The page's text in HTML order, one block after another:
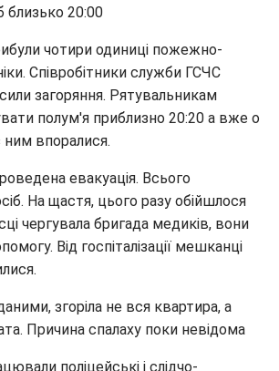
близько 20:00
чотири одиниці пожежно-
Співробітники служби ГСЧС
загоряння. Рятувальникам
полум'я приблизно 20:20 а вже о
ним впоралися.
евакуація. Всього
На щастя, цього разу обійшлося
чергувала бригада медиків, вони
Від госпіталізації мешканці
згоріла не вся квартира, а
Причина спалаху поки невідома
поліцейські і слідчо-